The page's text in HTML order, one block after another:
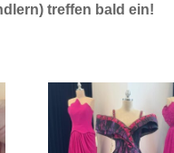
treffen bald ein!